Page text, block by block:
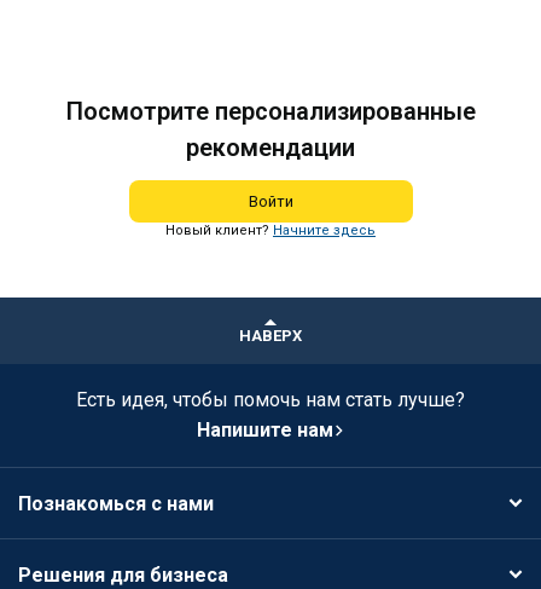
Посмотрите персонализированные
рекомендации
Войти
Новый клиент? Начните здесь
НАВЕРХ
Есть идея, чтобы помочь нам стать лучше?
Напишите нам
Познакомься с нами
Решения для бизнеса